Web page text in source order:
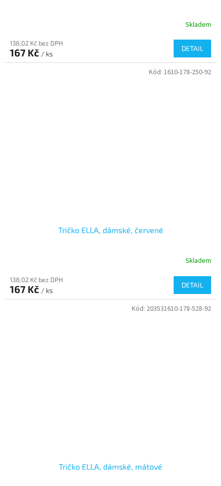
Skladem
138,02 Kč bez DPH
167 Kč / ks
DETAIL
Tričko ELLA, dámské, červené
Skladem
138,02 Kč bez DPH
167 Kč / ks
DETAIL
Kód: 1610-178-250-92
Tričko ELLA, dámské, mátové
Kód: 203531610-178-528-92